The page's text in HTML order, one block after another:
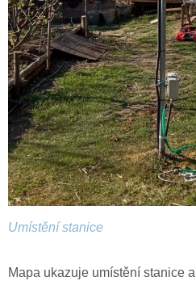
Umístění stanice
Mapa ukazuje umístění stanice